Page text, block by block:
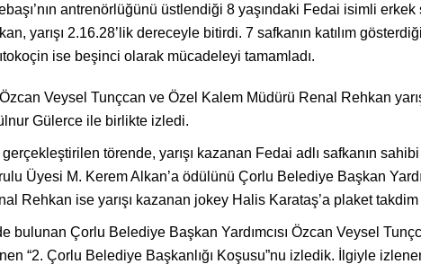
antrenörlüğünü üstlendiği 8 yaşındaki Fedai isimli
yarışı 2.16.28’lik dereceyle bitirdi. 7 safkanın katılım
ise beşinci olarak mücadeleyi tamamladı.
Veysel Tunçcan ve Özel Kalem Müdürü Renal Rehkan
Gülerce ile birlikte izledi.
gerçekleştirilen törende, yarışı kazanan Fedai adlı safkanın
Üyesi M. Kerem Alkan’a ödülünü Çorlu Belediye Başkan
Rehkan ise yarışı kazanan jokey Halis Karataş’a plaket takdim
bulunan Çorlu Belediye Başkan Yardımcısı Özcan Veysel
“2. Çorlu Belediye Başkanlığı Koşusu”nu izledik. İlgiyle